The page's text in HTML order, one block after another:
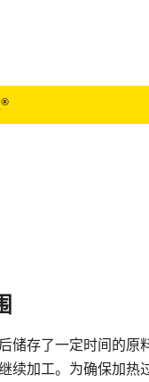
®
储存了一定时间的原
续加工。为确保加